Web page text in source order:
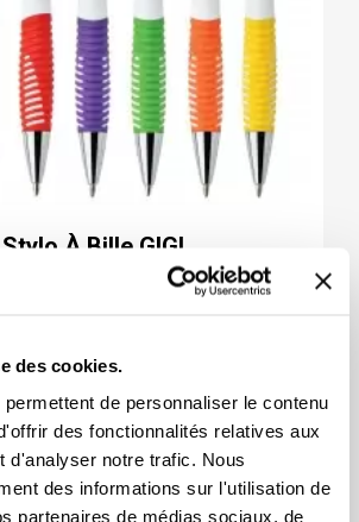
des cookies.
de personnaliser le contenu
des fonctionnalités relatives aux
d'analyser notre trafic. Nous
des informations sur l'utilisation de
partenaires de médias sociaux, de
Stylo À Bille GIGI
+2